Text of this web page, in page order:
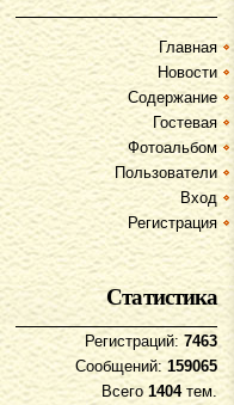
Главная
Новости
Содержание
Гостевая
Фотоальбом
Пользователи
Вход
Регистрация
Статистика
Регистраций: 7463
Сообщений:159065
Всего 1404тем.